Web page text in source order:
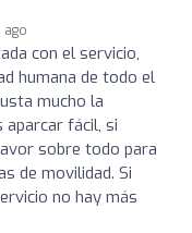
ago
con el servicio,
humana de todo el
mucho la
aparcar fácil, si
sobre todo para
de movilidad. Si
no hay más